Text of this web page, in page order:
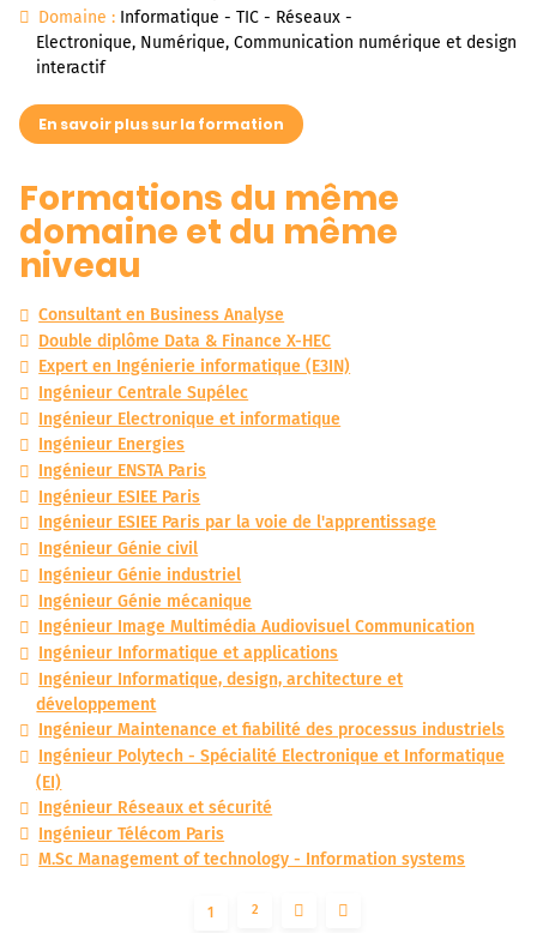
Domaine : Informatique - TIC - Réseaux -
Electronique, Numérique, Communication numérique et design
interactif
En savoir plus sur la formation
Formations du même
domaine et du même
niveau
Consultant en Business Analyse
Double diplôme Data & Finance X-HEC
Expert en Ingénierie informatique (E3IN)
Ingénieur Centrale Supélec
Ingénieur Electronique et informatique
Ingénieur Energies
Ingénieur ENSTA Paris
Ingénieur ESIEE Paris
Ingénieur ESIEE Paris par la voie de l'apprentissage
Ingénieur Génie civil
Ingénieur Génie industriel
Ingénieur Génie mécanique
Ingénieur Image Multimédia Audiovisuel Communication
Ingénieur Informatique et applications
Ingénieur Informatique, design, architecture et
développement
Ingénieur Maintenance et fiabilité des processus industriels
Ingénieur Polytech - Spécialité Electronique et Informatique
(EI)
Ingénieur Réseaux et sécurité
Ingénieur Télécom Paris
M.Sc Management of technology - Information systems
1 2